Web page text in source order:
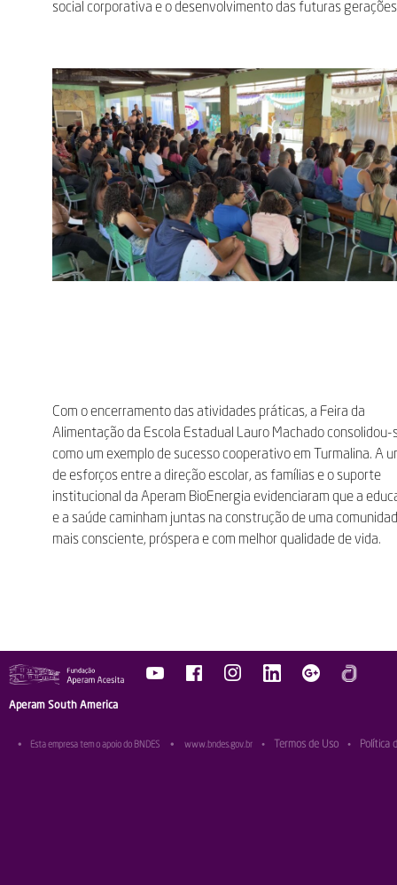
social corporativa e o desenvolvimento das futuras
Com o encerramento das atividades práticas, a Feira da
Alimentação da Escola Estadual Lauro Machado consolidou-
como um exemplo de sucesso cooperativo em Turmalina. A
de esforços entre a direção escolar, as famílias e o suporte
institucional da Aperam BioEnergia evidenciaram que a
e a saúde caminham juntas na construção de uma
mais consciente, próspera e com melhor qualidade de vida.
Aperam South America
• Esta empresa tem o apoio do BNDES • www.bndes.gov.br • Termos de Uso • Política